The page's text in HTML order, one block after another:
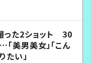
った2ショット 30
美男美女」「こん
たい」